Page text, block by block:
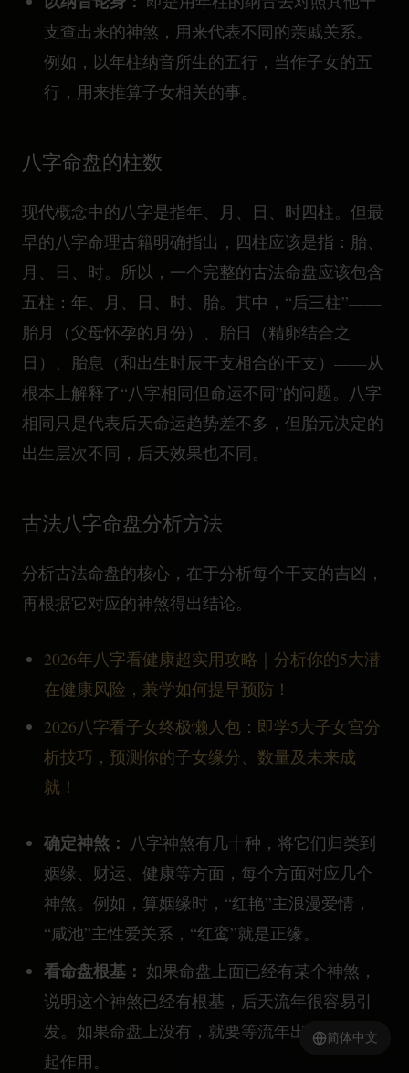
支查出来的神煞，用来代表不同的亲戚关系。
例如，以年柱纳音所生的五行，当作子女的五
行，用来推算子女相关的事。
八字命盘的柱数
现代概念中的八字是指年、月、日、时四柱。但最
早的八字命理古籍明确指出，四柱应该是指：胎、
月、日、时。所以，一个完整的古法命盘应该包含
五柱：年、月、日、时、胎。其中，“后三柱”——
胎月（父母怀孕的月份）、胎日（精卵结合之
日）、胎息（和出生时辰干支相合的干支）——从
根本上解释了“八字相同但命运不同”的问题。八字
相同只是代表后天命运趋势差不多，但胎元决定的
出生层次不同，后天效果也不同。
古法八字命盘分析方法
分析古法命盘的核心，在于分析每个干支的吉凶，
再根据它对应的神煞得出结论。
2026年八字看健康超实用攻略｜分析你的5大潜
在健康风险，兼学如何提早预防！
2026八字看子女终极懒人包：即学5大子女宫分
析技巧，预测你的子女缘分、数量及未来成
就！
确定神煞： 八字神煞有几十种，将它们归类到
姻缘、财运、健康等方面，每个方面对应几个
神煞。例如，算姻缘时，“红艳”主浪漫爱情，
“咸池”主性爱关系，“红鸾”就是正缘。
看命盘根基： 如果命盘上面已经有某个神煞，
说明这个神煞已经有根基，后天流年很容易引
发。如果命盘上没有，就要等流年出现时才会
起作用。
简体中文